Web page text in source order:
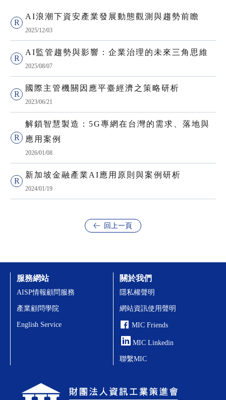
AI浪潮下資安產業發展動態觀測與趨勢前瞻
2025/12/03
AI監管趨勢與影響：企業治理的未來三角思維
2025/08/07
國際主管機關因應平臺經濟之策略研析
2023/06/21
解鎖智慧製造：5G專網在台灣的需求、落地與
應用案例
2026/01/08
新加坡金融產業AI應用原則與案例研析
2024/01/19
回上一頁
服務網站
AISP情報顧問服務
產業顧問學院
English Service
關於我們
隱私權聲明
網站資訊使用聲明
MIC Friends
MIC Linkedin
聯繫MIC